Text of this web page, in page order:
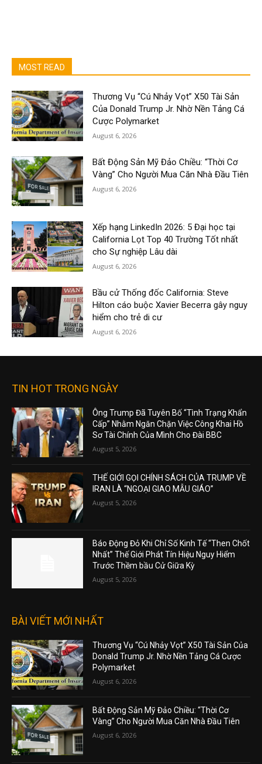
MOST READ
Thương Vụ “Cú Nhảy Vọt” X50 Tài Sản
Của Donald Trump Jr. Nhờ Nền Tảng Cá
Cược Polymarket
August 6, 2026
Bất Động Sản Mỹ Đảo Chiều: “Thời Cơ
Vàng” Cho Người Mua Căn Nhà Đầu Tiên
August 6, 2026
Xếp hạng LinkedIn 2026: 5 Đại học tại
California Lọt Top 40 Trường Tốt nhất
cho Sự nghiệp Lâu dài
August 6, 2026
Bầu cử Thống đốc California: Steve
Hilton cáo buộc Xavier Becerra gây nguy
hiểm cho trẻ di cư
August 6, 2026
TIN HOT TRONG NGÀY
Ông Trump Đã Tuyên Bố “Tình Trạng Khẩn
Cấp” Nhằm Ngăn Chặn Việc Công Khai Hồ
Sơ Tài Chính Của Mình Cho Đài BBC
August 5, 2026
THẾ GIỚI GỌI CHÍNH SÁCH CỦA TRUMP VỀ
IRAN LÀ “NGOẠI GIAO MẪU GIÁO”
August 5, 2026
Báo Động Đỏ Khi Chỉ Số Kinh Tế “Then Chốt
Nhất” Thế Giới Phát Tín Hiệu Nguy Hiểm
Trước Thềm bầu Cử Giữa Kỳ
August 5, 2026
BÀI VIẾT MỚI NHẤT
Thương Vụ “Cú Nhảy Vọt” X50 Tài Sản Của
Donald Trump Jr. Nhờ Nền Tảng Cá Cược
Polymarket
August 6, 2026
Bất Động Sản Mỹ Đảo Chiều: “Thời Cơ
Vàng” Cho Người Mua Căn Nhà Đầu Tiên
August 6, 2026